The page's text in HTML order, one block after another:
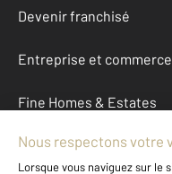
Devenir franchisé
Entreprise et commerce
Fine Homes & Estates
À propos